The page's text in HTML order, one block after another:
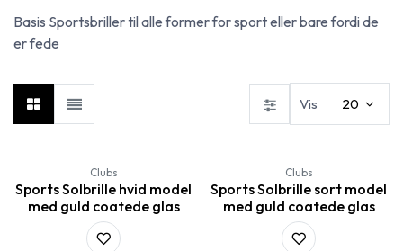
Basis Sportsbriller til alle former for sport eller bare fordi de
er fede
Vis 20
Clubs
Sports Solbrille hvid model
med guld coatede glas
Clubs
Sports Solbrille sort model
med guld coatede glas